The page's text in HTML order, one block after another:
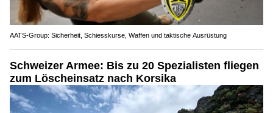
AATS-Group: Sicherheit, Schiesskurse, Waffen und taktische Ausrüstung
Schweizer Armee: Bis zu 20 Spezialisten fliegen
zum Löscheinsatz nach Korsika